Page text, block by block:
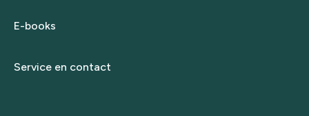
E-books
Service en contact